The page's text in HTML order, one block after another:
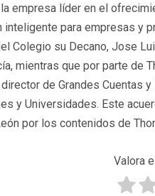
empresa líder en el
para empresas y
Colegio su Decano, Jose
mientras que por parte de
de Grandes Cuentas
y Universidades. Este
por los contenidos de
Valora